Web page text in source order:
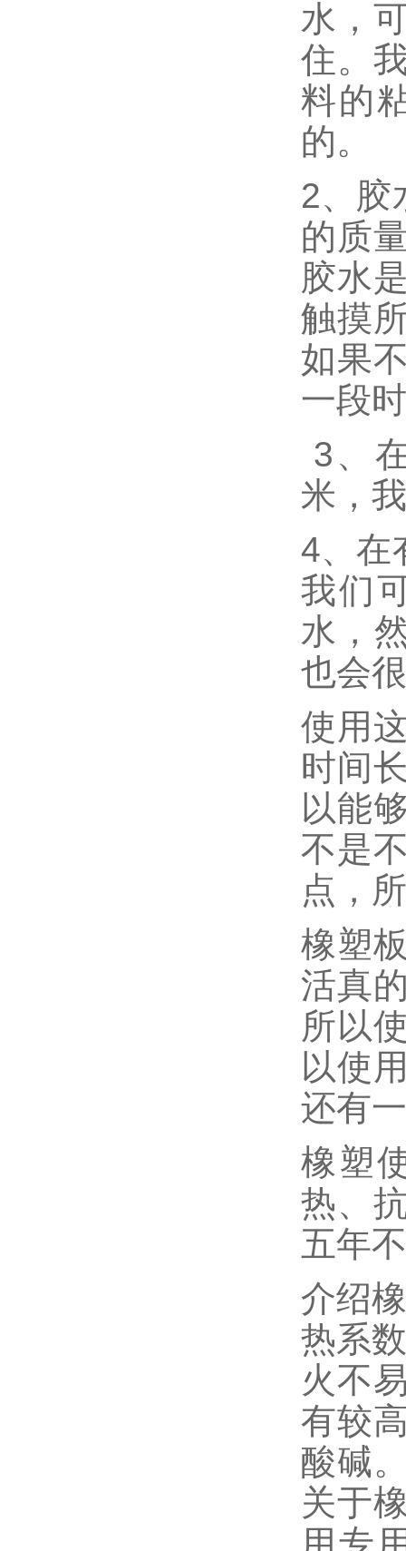
水，
住。
料的
的。
2、胶
的质
胶水
触摸
如果
一段
3、
米，
4、在
我们
水，
也会
使用
时间
以能
不是
点，
橡塑
活真
所以
以使
还有
橡塑
热、
五年
介绍
热系
火不
有较
酸碱
关于